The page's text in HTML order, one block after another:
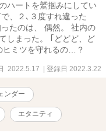
ハートを鷲掴みにしてい
、２､３度すれ違った
たのは、 偶然。 社内の
しまった。 ｢どどど、ど
ミツを守れるの…？
2022.5.17 | 登録日 2022.3.22
ンダー
エタニティ